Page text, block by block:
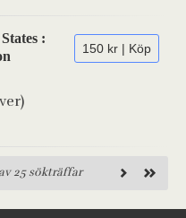
150 kr | Köp
:
25 sökträffar